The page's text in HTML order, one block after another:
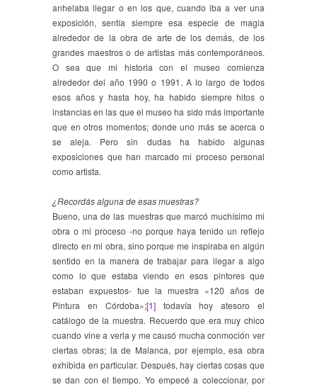
anhelaba llegar o en los que, cuando iba a ver una
exposición, sentía siempre esa especie de magia
alrededor de la obra de arte de los demás, de los
grandes maestros o de artistas más contemporáneos.
O sea que mi historia con el museo comienza
alrededor del año 1990 o 1991. A lo largo de todos
esos años y hasta hoy, ha habido siempre hitos o
instancias en las que el museo ha sido más importante
que en otros momentos; donde uno más se acerca o
se aleja. Pero sin dudas ha habido algunas
exposiciones que han marcado mi proceso personal
como artista.
¿Recordás alguna de esas muestras?
Bueno, una de las muestras que marcó muchísimo mi
obra o mi proceso -no porque haya tenido un reflejo
directo en mi obra, sino porque me inspiraba en algún
sentido en la manera de trabajar para llegar a algo
como lo que estaba viendo en esos pintores que
estaban expuestos- fue la muestra «120 años de
Pintura en Córdoba»;[1]todavía hoy atesoro el
catálogo de la muestra. Recuerdo que era muy chico
cuando vine a verla y me causó mucha conmoción ver
ciertas obras; la de Malanca, por ejemplo, esa obra
exhibida en particular. Después, hay ciertas cosas que
se dan con el tiempo. Yo empecé a coleccionar, por